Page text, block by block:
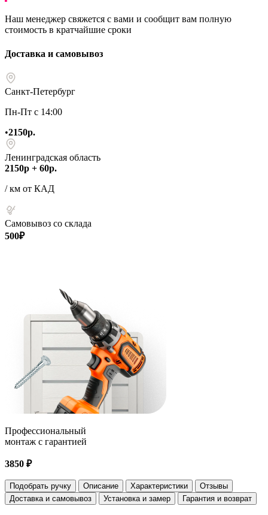
Наш менеджер свяжется с вами и сообщит вам полную
стоимость в кратчайшие сроки
Доставка и самовывоз
Санкт-Петербург
Пн-Пт с 14:00
•2150р.
Ленинградская область
2150р + 60р.
/ км от КАД
Самовывоз со склада
500₽
Профессиональный
монтаж с гарантией
3850 ₽
Подобрать ручку Описание Характеристики
Отзывы
Доставка и самовывоз
Установка и замер Гарантия и возврат